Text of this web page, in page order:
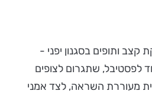
קצב ותופים בסגנון יפני -
לפסטיבל, שתגרום לצופים
מעוררת השראה, לצד אמני